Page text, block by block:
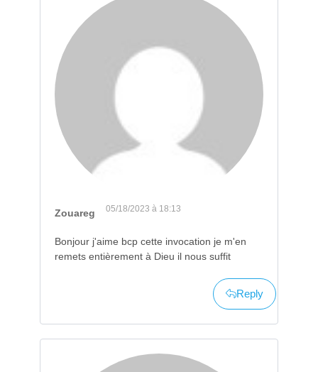
Zouareg 05/18/2023 à 18:13
Bonjour j'aime bcp cette invocation je m'en
remets entièrement à Dieu il nous suffit
Reply